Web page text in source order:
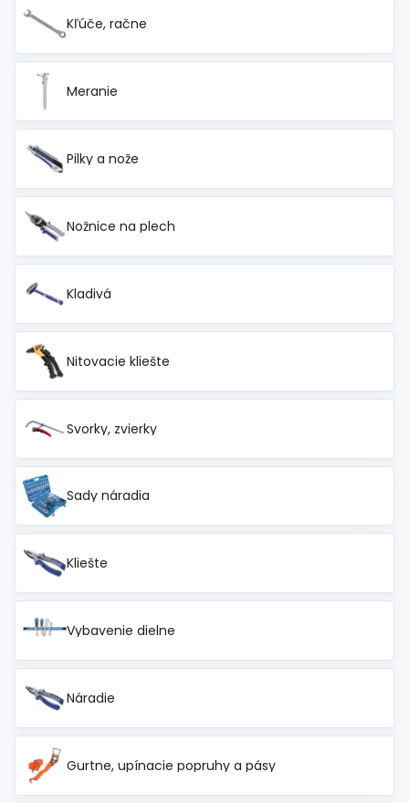
Kľúče, račne
Meranie
Pilky a nože
Nožnice na plech
Kladivá
Nitovacie kliešte
Svorky, zvierky
Sady náradia
Kliešte
Vybavenie dielne
Náradie
Gurtne, upínacie popruhy a pásy